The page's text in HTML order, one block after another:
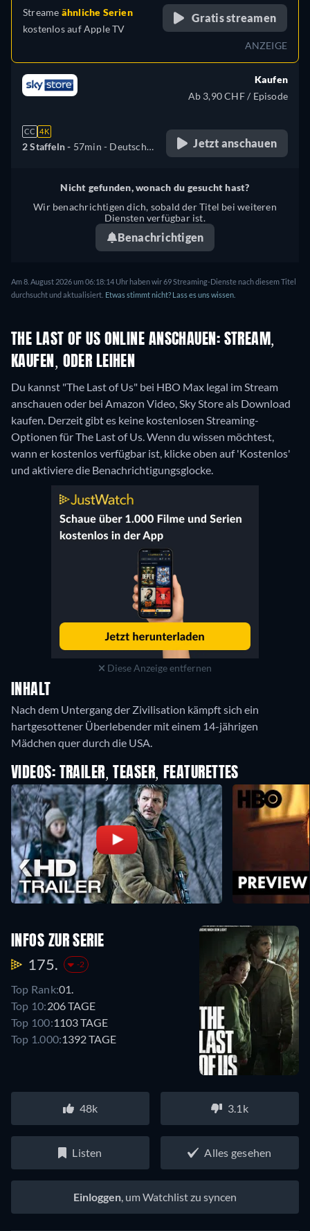
Streame ähnliche Serien
kostenlos aufApple TV
Gratis streamen
ANZEIGE
CC 4K
2 Staffeln - 57min - Deutsch,
Kaufen
Ab 3,90 CHF / Episode
Jetzt anschauen
Nicht gefunden, wonach du gesucht hast?
Wir benachrichtigen dich, sobald der Titel bei weiteren
Diensten verfügbar ist.
Benachrichtigen
Am 8. August 2026 um 06:18:14 Uhr haben wir 69 Streaming-Dienste nach diesem Titel
durchsucht und aktualisiert. Etwas stimmt nicht? Lass es uns wissen.
THE LAST OF US ONLINE ANSCHAUEN: STREAM,
KAUFEN, ODER LEIHEN
Du kannst "The Last of Us" bei HBO Max legal im Stream
anschauen oder bei Amazon Video, Sky Store als Download
kaufen. Derzeit gibt es keine kostenlosen Streaming-
Optionen für The Last of Us. Wenn du wissen möchtest,
wann er kostenlos verfügbar ist, klicke oben auf 'Kostenlos'
und aktiviere die Benachrichtigungsglocke.
Diese Anzeige entfernen
INHALT
Nach dem Untergang der Zivilisation kämpft sich ein
hartgesottener Überlebender mit einem 14-jährigen
Mädchen quer durch die USA.
VIDEOS: TRAILER, TEASER, FEATURETTES
INFOS ZUR SERIE
175. -2
Top Rank:01.
Top 10:206 TAGE
Top 100:1103 TAGE
Top 1.000:1392 TAGE
48k 3.1k
Listen Alles gesehen
Einloggen , um Watchlist zu syncen